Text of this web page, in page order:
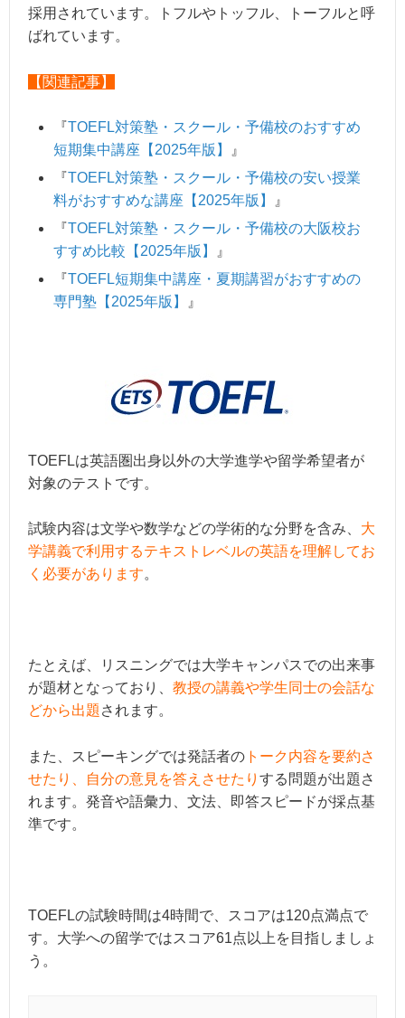
採用されています。トフルやトッフル、トーフルと呼
ばれています。
【関連記事】
『TOEFL対策塾・スクール・予備校のおすすめ
短期集中講座【2025年版】
』
『TOEFL対策塾・スクール・予備校の安い授業
料がおすすめな講座【2025年版】
』
『TOEFL対策塾・スクール・予備校の大阪校お
すすめ比較【2025年版】
』
『TOEFL短期集中講座・夏期講習がおすすめの
専門塾【2025年版】
』
TOEFLは英語圏出身以外の大学進学や留学希望者が
対象のテストです。
試験内容は文学や数学などの学術的な分野を含み、 大
学講義で利用するテキストレベルの英語を理解してお
く必要があります。
たとえば、リスニングでは大学キャンパスでの出来事
が題材となっており、 教授の講義や学生同士の会話な
どから出題 されます。
また、スピーキングでは発話者の トーク内容を要約さ
せたり、自分の意見を答えさせたり する問題が出題さ
れます。発音や語彙力、文法、即答スピードが採点基
準です。
TOEFLの試験時間は4時間で、スコアは120点満点で
す。大学への留学ではスコア61点以上を目指しましょ
う。